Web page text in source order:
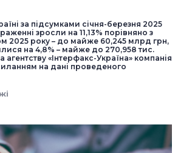
за підсумками січня-березня 2025
зросли на 11,13% порівняно з
2025 року – до майже 60,245 млрд грн,
на 4,8% – майже до 270,958 тис.
«Інтерфакс-Україна» компанія
на дані проведеного